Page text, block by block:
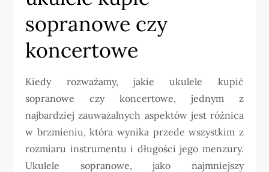
sopranowe czy
koncertowe
Kiedy rozważamy, jakie ukulele kupić
sopranowe czy koncertowe, jednym z
najbardziej zauważalnych aspektów jest różnica
w brzmieniu, która wynika przede wszystkim z
rozmiaru instrumentu i długości jego menzury.
Ukulele sopranowe, jako najmniejszy